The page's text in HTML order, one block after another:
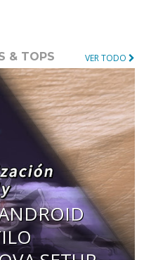
& TOPS VER TODO